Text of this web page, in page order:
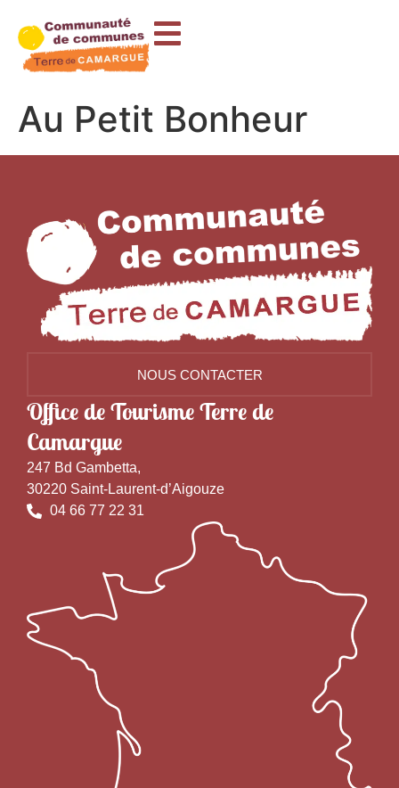
principal
Au Petit Bonheur
NOUS CONTACTER
Office de Tourisme Terre de
Camargue
247 Bd Gambetta,
30220 Saint-Laurent-d’Aigouze
04 66 77 22 31